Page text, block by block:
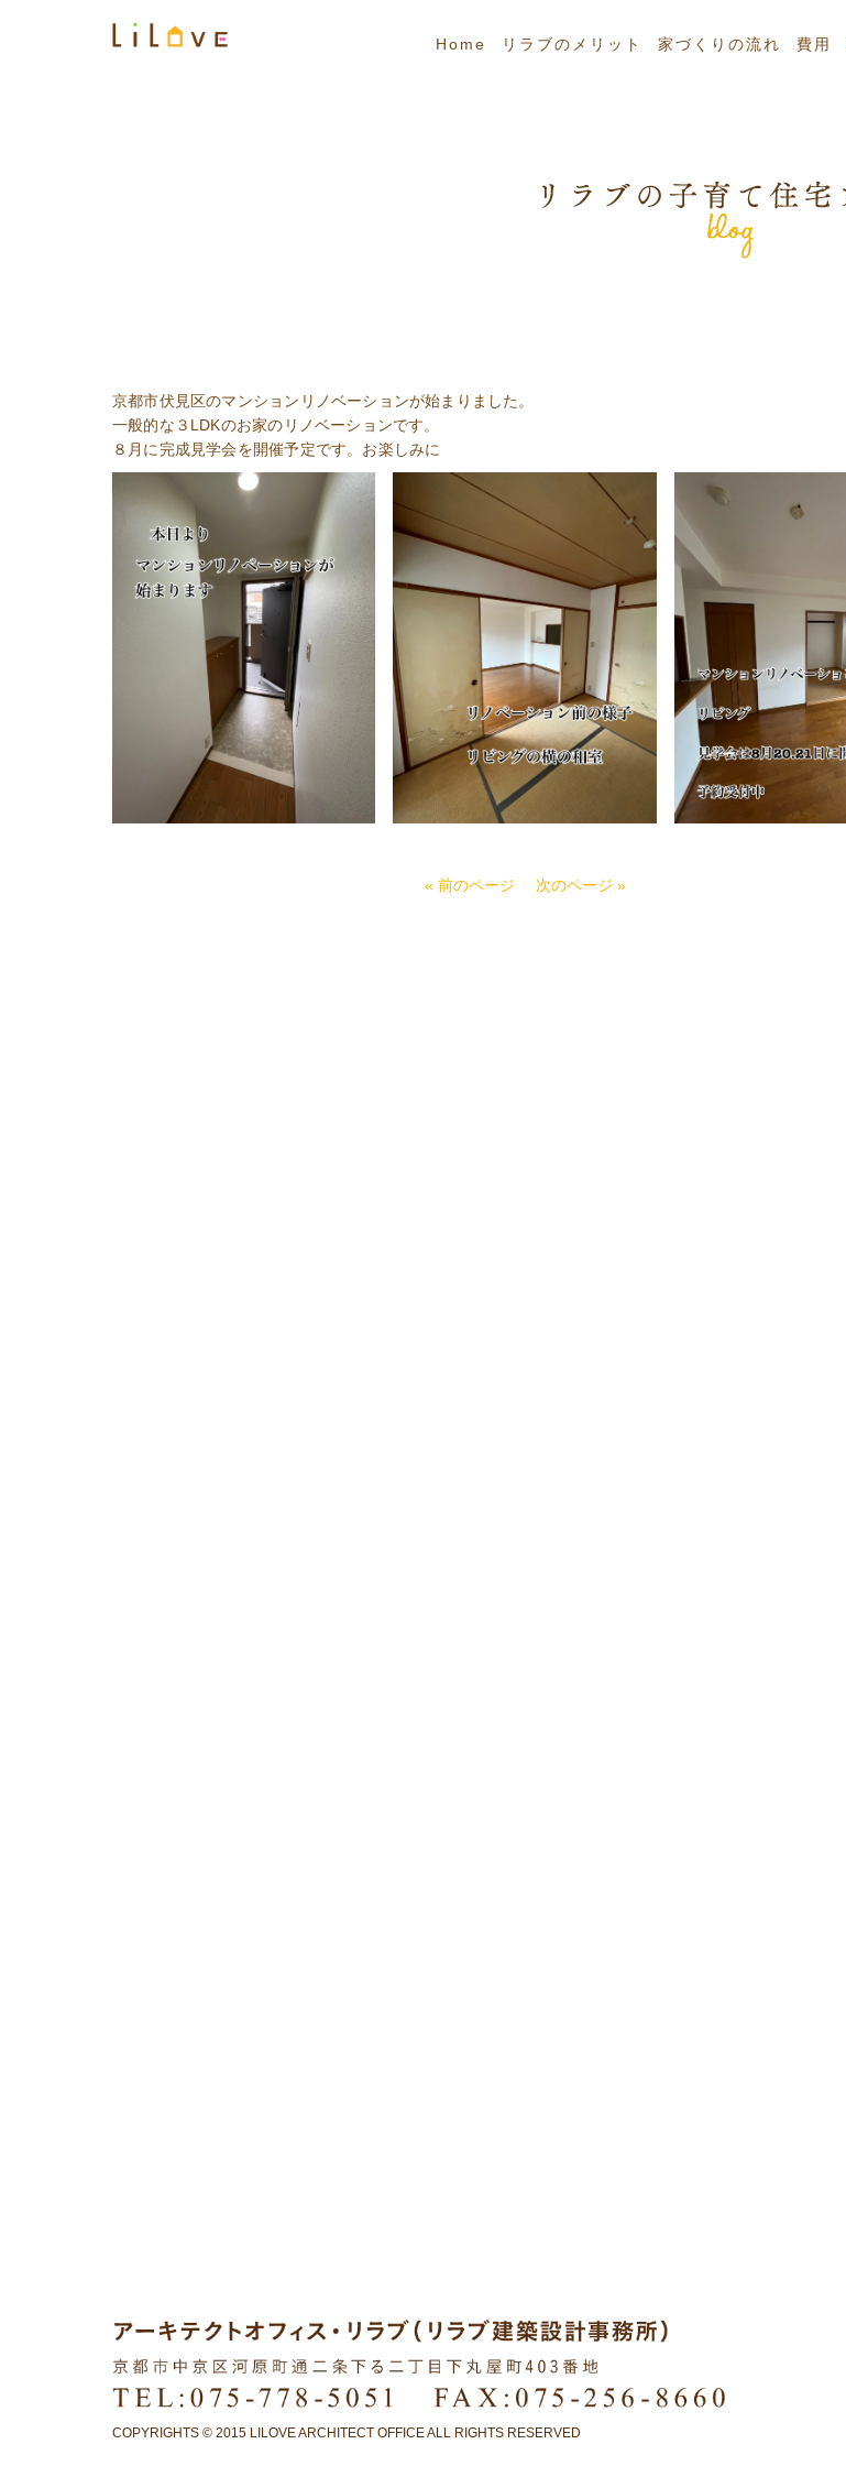
Home リラブのメリット 家づくりの流れ 費用
京都市伏見区のマンションリノベーションが始まりました。
一般的な３LDKのお家のリノベーションです。
８月に完成見学会を開催予定です。お楽しみに
« 前のページ 次のページ »
COPYRIGHTS © 2015 LILOVE ARCHITECT OFFICE ALL RIGHTS RESERVED